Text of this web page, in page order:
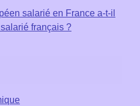
salarié en France a-t-il
français ?